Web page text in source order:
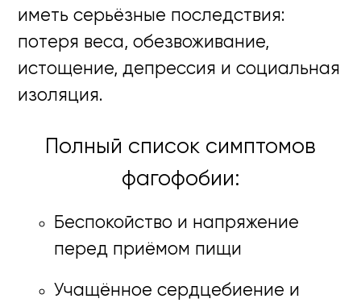
иметь серьёзные последствия:
потеря веса, обезвоживание,
истощение, депрессия и социальная
изоляция.
Полный список симптомов
фагофобии:
Беспокойство и напряжение
перед приёмом пищи
Учащённое сердцебиение и